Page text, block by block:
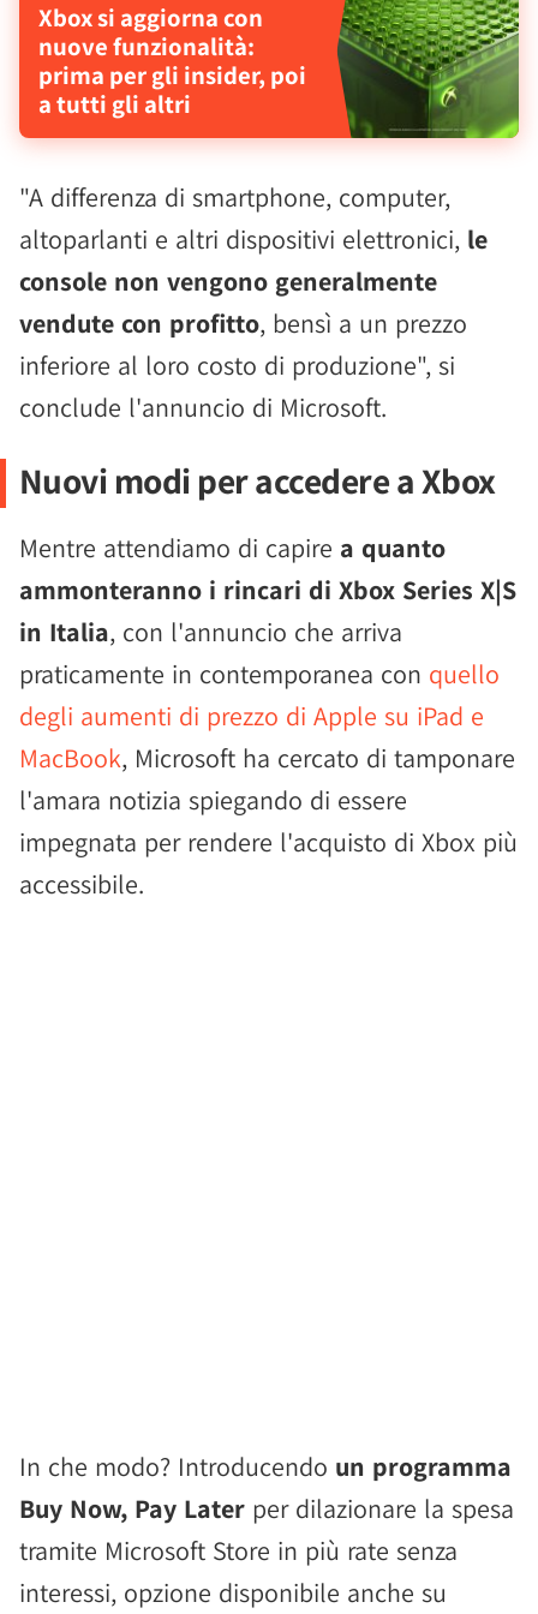
Xbox si aggiorna con
nuove funzionalità:
prima per gli insider, poi
a tutti gli altri
"A differenza di smartphone, computer,
altoparlanti e altri dispositivi elettronici, le
console non vengono generalmente
vendute con profitto, bensì a un prezzo
inferiore al loro costo di produzione", si
conclude l'annuncio di Microsoft.
Nuovi modi per accedere a Xbox
Mentre attendiamo di capire a quanto
ammonteranno i rincari di Xbox Series X|S
in Italia, con l'annuncio che arriva
praticamente in contemporanea con quello
degli aumenti di prezzo di Apple su iPad e
MacBook, Microsoft ha cercato di tamponare
l'amara notizia spiegando di essere
impegnata per rendere l'acquisto di Xbox più
accessibile.
In che modo? Introducendo un programma
Buy Now, Pay Later per dilazionare la spesa
tramite Microsoft Store in più rate senza
interessi, opzione disponibile anche su